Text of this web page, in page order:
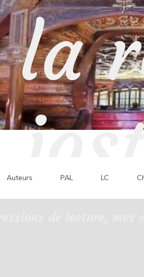
la
Auteurs PAL LC